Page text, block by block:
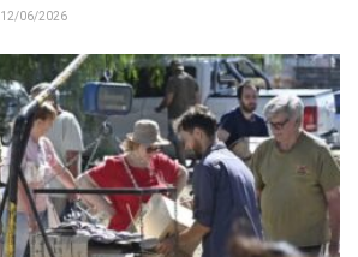
12/06/2026